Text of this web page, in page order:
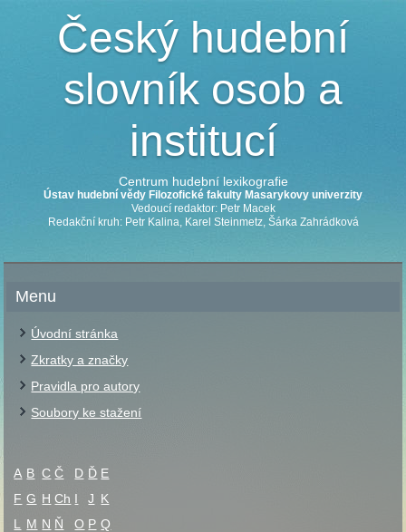
Český hudební
slovník osob a
institucí
Centrum hudební lexikografie
Ústav hudební vědy Filozofické fakulty Masarykovy univerzity
Vedoucí redaktor: Petr Macek
Redakční kruh: Petr Kalina, Karel Steinmetz, Šárka Zahrádková
Menu
Úvodní stránka
Zkratky a značky
Pravidla pro autory
Soubory ke stažení
A B C Č D Ď E
F G H Ch I J K
L
M N Ň O P Q